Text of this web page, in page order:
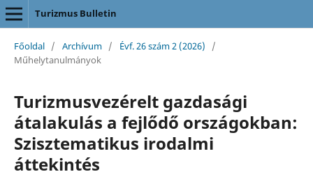
Turizmus Bulletin
Főoldal / Archívum / Évf. 26 szám 2 (2026)
/
Műhelytanulmányok
Turizmusvezérelt gazdasági
átalakulás a fejlődő országokban:
Szisztematikus irodalmi
áttekintés